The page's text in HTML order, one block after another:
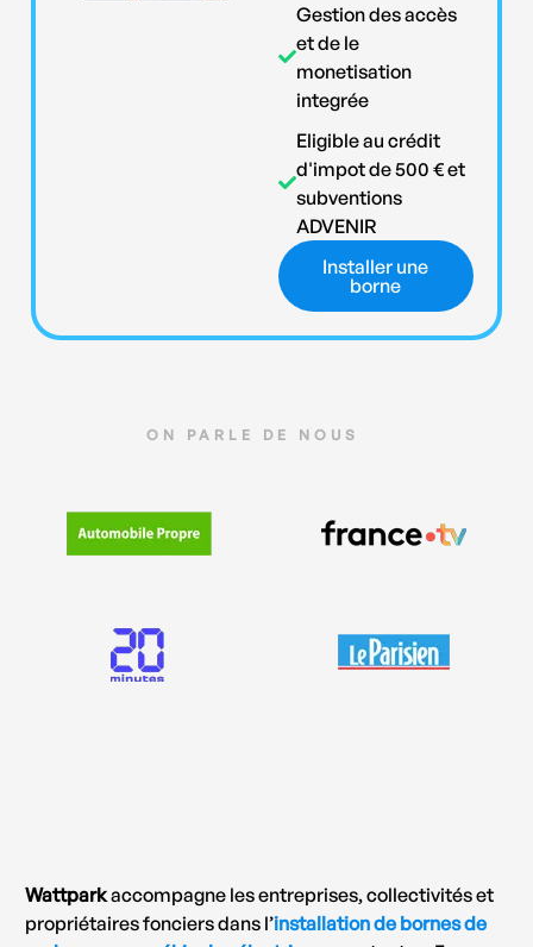
Gestion des accès
et de le
monetisation
integrée
Eligible au crédit
d'impot de 500 € et
subventions
ADVENIR
Installer une
borne
ON PARLE DE NOUS
Wattparkaccompagne les entreprises, collectivités et
propriétaires fonciers dans l’installation de bornes de